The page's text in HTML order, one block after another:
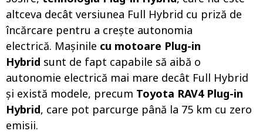
altceva decât versiunea Full Hybrid cu priză de
încărcare pentru a crește autonomia
electrică. Mașinile cu motoare Plug-in
Hybrid sunt de fapt capabile să aibă o
autonomie electrică mai mare decât Full Hybrid
și există modele, precum Toyota RAV4 Plug-in
Hybrid, care pot parcurge până la 75 km cu zero
emisii.